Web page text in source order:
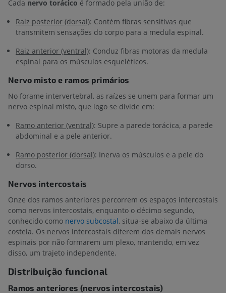
Cada nervo torácico é formado pela união de:
Raiz posterior (dorsal): Contém fibras sensitivas que
transmitem sensações do corpo para a medula espinal.
Raiz anterior (ventral): Conduz fibras motoras da medula
espinal para os músculos esqueléticos.
Nervo misto e ramos primários
No forame intervertebral, as raízes se unem para formar um
nervo espinal misto, que logo se divide em:
Ramo anterior (ventral): Supre a parede torácica, a parede
abdominal e a pele anterior.
Ramo posterior (dorsal): Inerva os músculos e a pele do
dorso.
Nervos intercostais
Onze dos ramos anteriores percorrem os espaços intercostais
como nervos intercostais, enquanto o décimo segundo,
conhecido como nervo subcostal, situa-se abaixo da última
costela. Os nervos intercostais diferem dos demais nervos
espinais por não formarem um plexo, mantendo, em vez
disso, um trajeto independente.
Distribuição funcional
Ramos anteriores (nervos intercostais)